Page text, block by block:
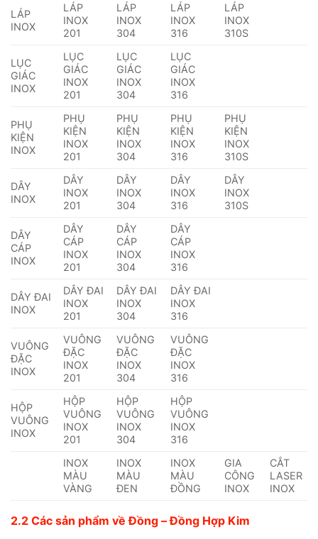
LÁP
INOX
LÁP
INOX
201
LÁP
INOX
304
LÁP
INOX
316
LÁP
INOX
310S
LỤC
GIÁC
INOX
LỤC
GIÁC
INOX
201
LỤC
GIÁC
INOX
304
LỤC
GIÁC
INOX
316
PHỤ
KIỆN
INOX
PHỤ
KIỆN
INOX
201
PHỤ
KIỆN
INOX
304
PHỤ
KIỆN
INOX
316
PHỤ
KIỆN
INOX
310S
DÂY
INOX
DÂY
INOX
201
DÂY
INOX
304
DÂY
INOX
316
DÂY
INOX
310S
DÂY
CÁP
INOX
DÂY
CÁP
INOX
201
DÂY
CÁP
INOX
304
DÂY
CÁP
INOX
316
DÂY ĐAI
INOX
DÂY ĐAI
INOX
201
DÂY ĐAI
INOX
304
DÂY ĐAI
INOX
316
VUÔNG
ĐẶC
INOX
VUÔNG
ĐẶC
INOX
201
VUÔNG
ĐẶC
INOX
304
VUÔNG
ĐẶC
INOX
316
HỘP
VUÔNG
INOX
HỘP
VUÔNG
INOX
201
HỘP
VUÔNG
INOX
304
HỘP
VUÔNG
INOX
316
INOX
MÀU
VÀNG
INOX
MÀU
ĐEN
INOX
MÀU
ĐỒNG
GIA
CÔNG
INOX
CẮT
LASER
INOX
2.2 Các sản phẩm về Đồng – Đồng Hợp Kim